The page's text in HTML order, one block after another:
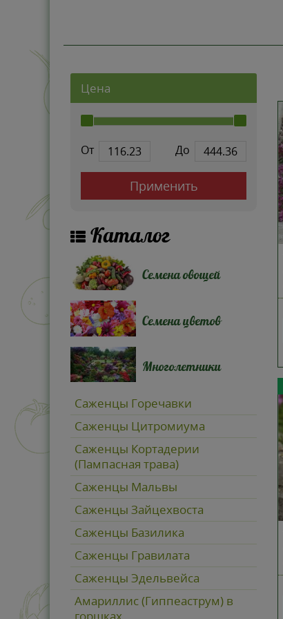
Цена
От До
Применить
Каталог
Семена овощей
Семена цветов
Многолетники
Саженцы Горечавки
Саженцы Цитромиума
Саженцы Кортадерии
(Пампасная трава)
Саженцы Мальвы
Саженцы Зайцехвоста
Саженцы Базилика
Саженцы Гравилата
Саженцы Эдельвейса
Амариллис (Гиппеаструм) в